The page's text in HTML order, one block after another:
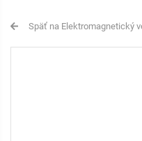
Späť na Elektromagnetický